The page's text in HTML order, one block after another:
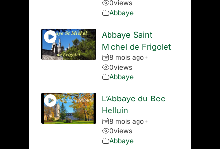
0views
Abbaye
Abbaye Saint
Michel de Frigolet
8 mois ago •
0views
Abbaye
L’Abbaye du Bec
Helluin
8 mois ago •
0views
Abbaye